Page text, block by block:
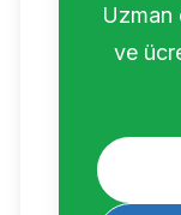
Uzman
ve